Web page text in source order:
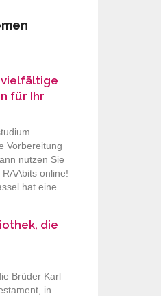
vielfältige
für Ihr
Vorbereitung
nutzen Sie
online!
hat eine...
die
Brüder Karl
in